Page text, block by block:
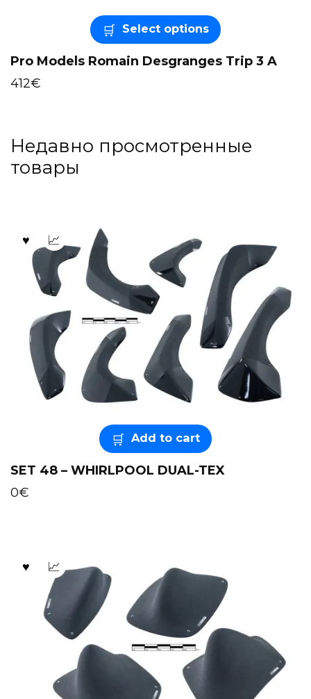
Select options
Pro Models Romain Desgranges Trip 3 A
412€
Недавно просмотренные
товары
Add to cart
SET 48 – WHIRLPOOL DUAL-TEX
0€